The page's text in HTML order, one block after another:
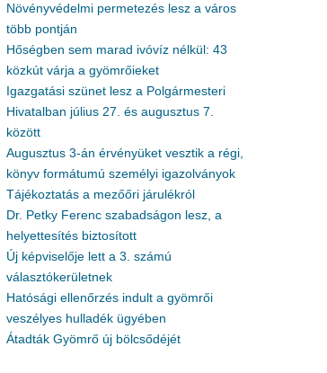
Növényvédelmi permetezés lesz a város
több pontján
Hőségben sem marad ivóvíz nélkül: 43
közkút várja a gyömrőieket
Igazgatási szünet lesz a Polgármesteri
Hivatalban július 27. és augusztus 7.
között
Augusztus 3-án érvényüket vesztik a régi,
könyv formátumú személyi igazolványok
Tájékoztatás a mezőőri járulékról
Dr. Petky Ferenc szabadságon lesz, a
helyettesítés biztosított
Új képviselője lett a 3. számú
választókerületnek
Hatósági ellenőrzés indult a gyömrői
veszélyes hulladék ügyében
Átadták Gyömrő új bölcsődéjét